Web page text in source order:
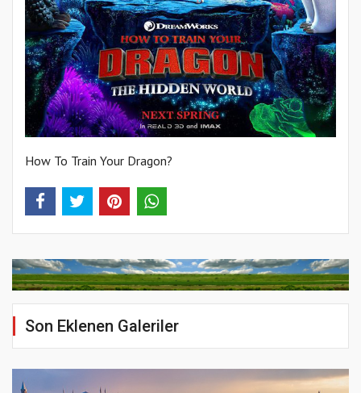
How To Train Your Dragon?
Son Eklenen Galeriler